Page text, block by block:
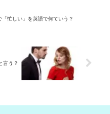
「忙しい」を英語で何ていう？
言う？